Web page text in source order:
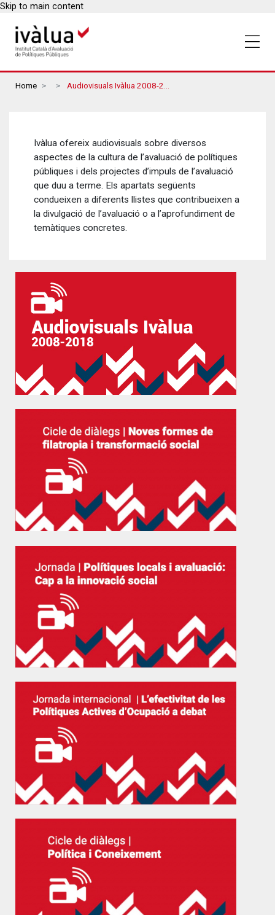
Skip to main content
Breadcrumbs
Home Audiovisuals Ivàlua 2008-2018
Ivàlua ofereix audiovisuals sobre diversos
aspectes de la cultura de l’avaluació de polítiques
públiques i dels projectes d’impuls de l’avaluació
que duu a terme. Els apartats següents
condueixen a diferents llistes que contribueixen a
la divulgació de l’avaluació o a l’aprofundiment de
temàtiques concretes.